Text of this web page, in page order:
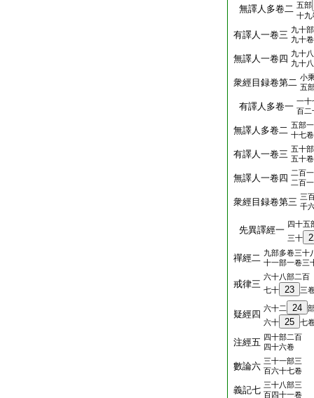
無譯人多卷二 五部
十九
有譯人一卷三 九十部
九十卷
無譯人一卷四 九十
九十
衆經目録卷第二 小
五
有譯人多卷一 一十
百二
無譯人多卷二 五部一
十七卷
有譯人一卷三 五十部
五十卷
無譯人一卷四 二百
二百
衆經目録卷第三 三
千
先異譯經一
四十五
三十
禪經二 九部多卷三十
十一部一卷三
戒律三
六十八部二百
七十
23 三
疑經四
六十二 24
六十
25 七
注經五 四十部二百
四十六卷
數論六 三十一部三
百六十七卷
義記七 三十八部三
百四十一卷